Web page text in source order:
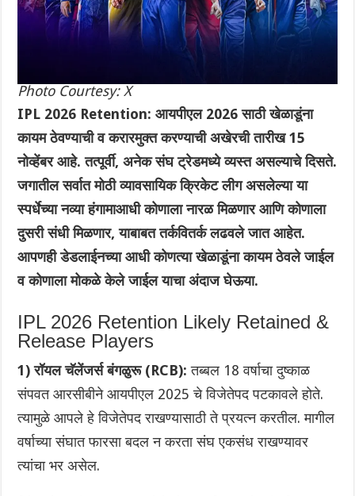
Photo Courtesy: X
IPL 2026 Retention: आयपीएल 2026 साठी खेळाडूंना
कायम ठेवण्याची व करारमुक्त करण्याची अखेरची तारीख 15
नोव्हेंबर आहे. तत्पूर्वी, अनेक संघ ट्रेडमध्ये व्यस्त असल्याचे दिसते.
जगातील सर्वात मोठी व्यावसायिक क्रिकेट लीग असलेल्या या
स्पर्धेच्या नव्या हंगामाआधी कोणाला नारळ मिळणार आणि कोणाला
दुसरी संधी मिळणार, याबाबत तर्कवितर्क लढवले जात आहेत.
आपणही डेडलाईनच्या आधी कोणत्या खेळाडूंना कायम ठेवले जाईल
व कोणाला मोकळे केले जाईल याचा अंदाज घेऊया.
IPL 2026 Retention Likely Retained &
Release Players
1) रॉयल चॅलेंजर्स बंगळुरू (RCB): तब्बल 18 वर्षाचा दुष्काळ
संपवत आरसीबीने आयपीएल 2025 चे विजेतेपद पटकावले होते.
त्यामुळे आपले हे विजेतेपद राखण्यासाठी ते प्रयत्न करतील. मागील
वर्षाच्या संघात फारसा बदल न करता संघ एकसंध राखण्यावर
त्यांचा भर असेल.